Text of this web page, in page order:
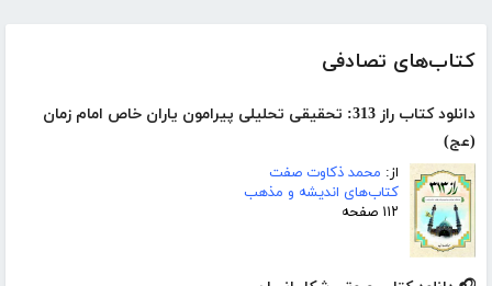
کتاب‌های تصادفی
دانلود کتاب راز 313: تحقیقی تحلیلی پیرامون یاران خاص امام زمان
(عج)
از: محمد ذکاوت صفت
کتاب‌های اندیشه و مذهب
۱۱۲ صفحه